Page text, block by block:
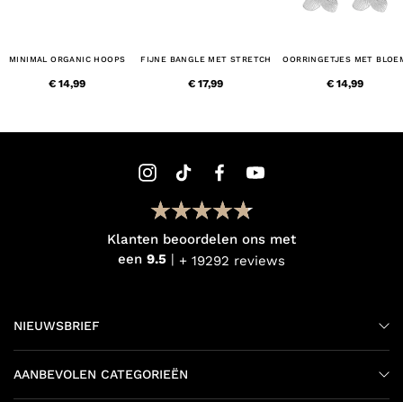
MINIMAL ORGANIC HOOPS
€ 14,99
FIJNE BANGLE MET STRETCH
€ 17,99
OORRINGETJES MET
€ 14,99
Klanten beoordelen ons met
een 9.5 + 19292 reviews
NIEUWSBRIEF
AANBEVOLEN CATEGORIEËN